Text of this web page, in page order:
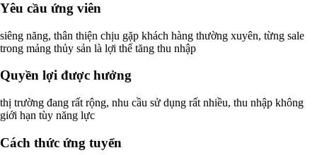
Yêu cầu ứng viên
siêng năng, thân thiện chịu gặp khách hàng thường xuyên, từng sale
trong mảng thủy sản là lợi thế tăng thu nhập
Quyền lợi được hưởng
thị trường đang rất rộng, nhu cầu sử dụng rất nhiều, thu nhập không
giới hạn tùy năng lực
Cách thức ứng tuyển